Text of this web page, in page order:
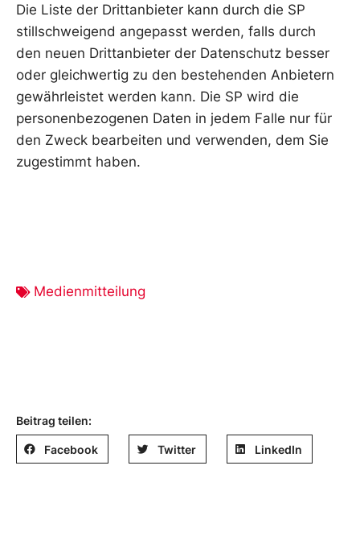
Die Liste der Drittanbieter kann durch die SP
stillschweigend angepasst werden, falls durch
den neuen Drittanbieter der Datenschutz besser
oder gleichwertig zu den bestehenden Anbietern
gewährleistet werden kann. Die SP wird die
personenbezogenen Daten in jedem Falle nur für
den Zweck bearbeiten und verwenden, dem Sie
zugestimmt haben.
Medienmitteilung
Beitrag teilen:
Facebook Twitter LinkedIn